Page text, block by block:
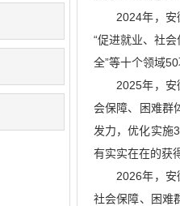
2024年，
“促进就业、社
全”等十个领域
2025年，
会保障、困难群
发力，优化实施
有实实在在的获
2026年，
社会保障、困难